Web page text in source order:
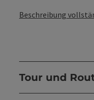
Beschreibung
Tour und